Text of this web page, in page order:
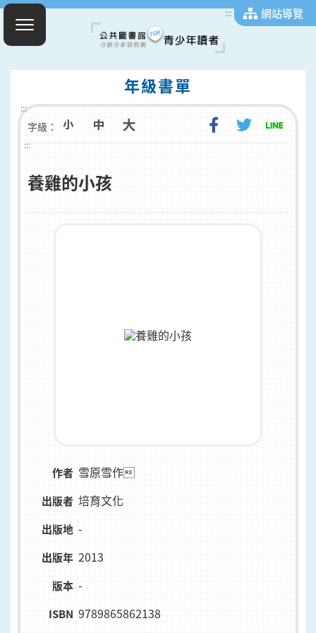
::: 網站導覽
年級書單
:::
字級：
:::
養雞的小孩
作者 雪原雪作
出版者 培育文化
出版地 -
出版年 2013
版本 -
ISBN 9789865862138